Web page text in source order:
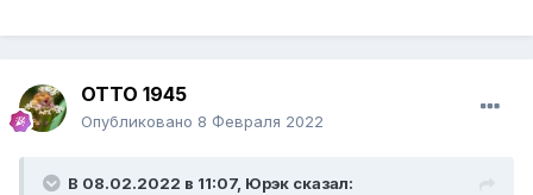
ОТТО 1945
Опубликовано 8 Февраля 2022
В 08.02.2022 в 11:07, Юрэк сказал: